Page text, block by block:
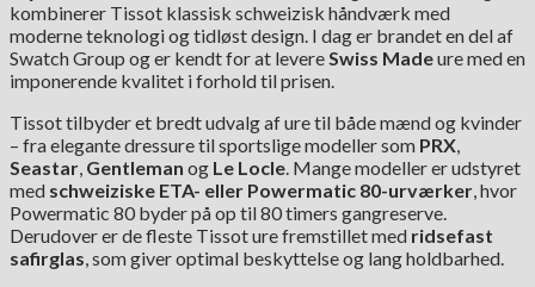
kombinerer Tissot klassisk schweizisk håndværk med
moderne teknologi og tidløst design. I dag er brandet en del af
Swatch Group og er kendt for at levereSwiss Madeure med en
imponerende kvalitet i forhold til prisen.
Tissot tilbyder et bredt udvalg af ure til både mænd og kvinder
– fra elegante dressure til sportslige modeller som PRX,
Seastar, Gentleman og Le Locle. Mange modeller er udstyret
med schweiziske ETA- eller Powermatic 80-urværker, hvor
Powermatic 80 byder på op til 80 timers gangreserve.
Derudover er de fleste Tissot ure fremstillet med ridsefast
safirglas, som giver optimal beskyttelse og lang holdbarhed.